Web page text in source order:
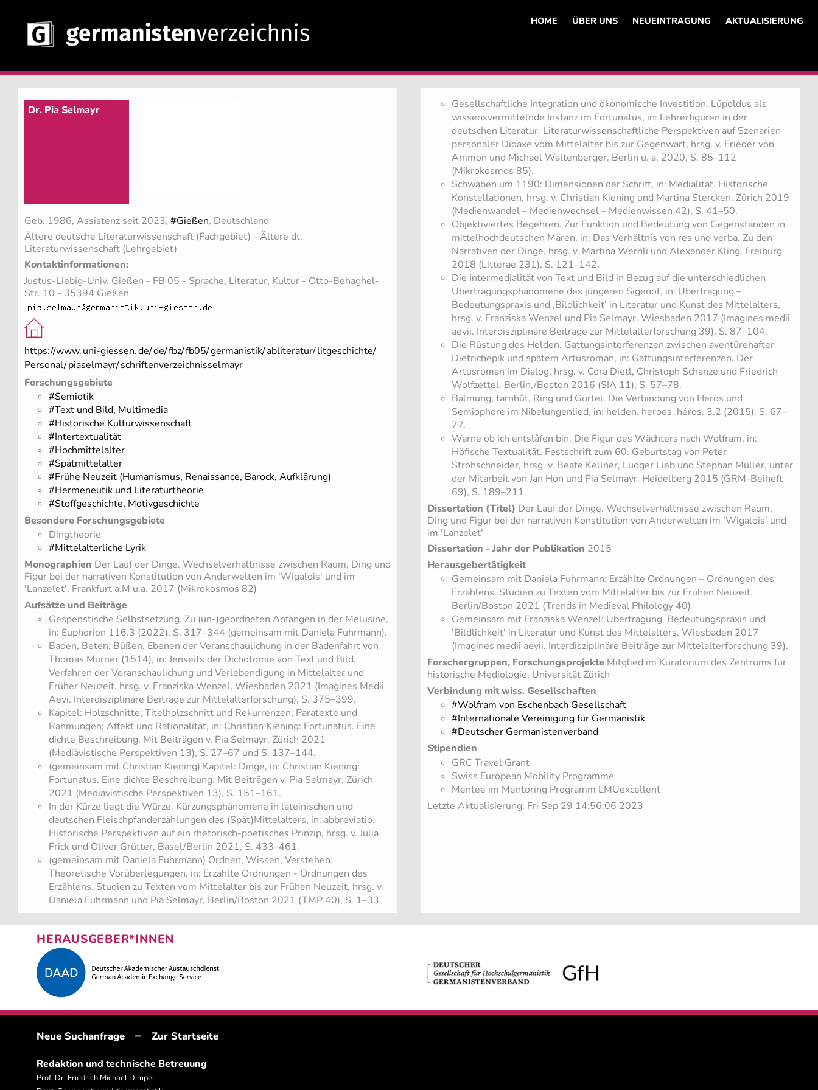
HOME ÜBER UNS NEUEINTRAGUNG AKTUALISIERUNG
Dr. Pia Selmayr
Geb. 1986, Assistenz seit 2023, #Gießen, Deutschland
Ältere deutsche Literaturwissenschaft (Fachgebiet) - Ältere dt.
Literaturwissenschaft (Lehrgebiet)
Kontaktinformationen:
Justus-Liebig-Univ. Gießen - FB 05 - Sprache, Literatur, Kultur - Otto-Behaghel-
Str. 10 - 35394 Gießen
https://www.uni-giessen.de/de/fbz/fb05/germanistik/abliteratur/litgeschichte/
Personal/piaselmayr/schriftenverzeichnisselmayr
Forschungsgebiete
#Semiotik
#Text und Bild, Multimedia
#Historische Kulturwissenschaft
#Intertextualität
#Hochmittelalter
#Spätmittelalter
#Frühe Neuzeit (Humanismus, Renaissance, Barock, Aufklärung)
#Hermeneutik und Literaturtheorie
#Stoffgeschichte, Motivgeschichte
Besondere Forschungsgebiete
Dingtheorie
#Mittelalterliche Lyrik
Monographien Der Lauf der Dinge. Wechselverhältnisse zwischen Raum, Ding und
Figur bei der narrativen Konstitution von Anderwelten im 'Wigalois' und im
'Lanzelet'. Frankfurt a.M u.a. 2017 (Mikrokosmos 82)
Aufsätze und Beiträge
Gespenstische Selbstsetzung. Zu (un-)geordneten Anfängen in der Melusine,
in: Euphorion 116.3 (2022), S. 317–344 (gemeinsam mit Daniela Fuhrmann).
Baden, Beten, Büßen. Ebenen der Veranschaulichung in der Badenfahrt von
Thomas Murner (1514), in: Jenseits der Dichotomie von Text und Bild.
Verfahren der Veranschaulichung und Verlebendigung in Mittelalter und
Früher Neuzeit, hrsg. v. Franziska Wenzel, Wiesbaden 2021 (Imagines Medii
Aevi. Interdisziplinäre Beiträge zur Mittelalterforschung), S. 375–399.
Kapitel: Holzschnitte; Titelholzschnitt und Rekurrenzen; Paratexte und
Rahmungen; Affekt und Rationalität, in: Christian Kiening: Fortunatus. Eine
dichte Beschreibung. Mit Beiträgen v. Pia Selmayr, Zürich 2021
(Mediävistische Perspektiven 13), S. 27–67 und S. 137–144.
(gemeinsam mit Christian Kiening) Kapitel: Dinge, in: Christian Kiening:
Fortunatus. Eine dichte Beschreibung. Mit Beiträgen v. Pia Selmayr, Zürich
2021 (Mediävistische Perspektiven 13), S. 151–161.
In der Kürze liegt die Würze. Kürzungsphänomene in lateinischen und
deutschen Fleischpfanderzählungen des (Spät)Mittelalters, in: abbreviatio.
Historische Perspektiven auf ein rhetorisch-poetisches Prinzip, hrsg. v. Julia
Frick und Oliver Grütter, Basel/Berlin 2021, S. 433–461.
(gemeinsam mit Daniela Fuhrmann) Ordnen, Wissen, Verstehen.
Theoretische Vorüberlegungen, in: Erzählte Ordnungen - Ordnungen des
Erzählens. Studien zu Texten vom Mittelalter bis zur Frühen Neuzeit, hrsg. v.
Daniela Fuhrmann und Pia Selmayr, Berlin/Boston 2021 (TMP 40), S. 1–33.
Gesellschaftliche Integration und ökonomische Investition. Lüpoldus als
wissensvermittelnde Instanz im Fortunatus, in: Lehrerfiguren in der
deutschen Literatur. Literaturwissenschaftliche Perspektiven auf Szenarien
personaler Didaxe vom Mittelalter bis zur Gegenwart, hrsg. v. Frieder von
Ammon und Michael Waltenberger. Berlin u. a. 2020, S. 85–112
(Mikrokosmos 85).
Schwaben um 1190: Dimensionen der Schrift, in: Medialität. Historische
Konstellationen, hrsg. v. Christian Kiening und Martina Stercken. Zürich 2019
(Medienwandel – Medienwechsel – Medienwissen 42), S. 41–50.
Objektiviertes Begehren. Zur Funktion und Bedeutung von Gegenständen in
mittelhochdeutschen Mären, in: Das Verhältnis von res und verba. Zu den
Narrativen der Dinge, hrsg. v. Martina Wernli und Alexander Kling. Freiburg
2018 (Litterae 231), S. 121–142.
Die Intermedialität von Text und Bild in Bezug auf die unterschiedlichen
Übertragungsphänomene des jüngeren Sigenot, in: Übertragung –
Bedeutungspraxis und ‚Bildlichkeit‘ in Literatur und Kunst des Mittelalters,
hrsg. v. Franziska Wenzel und Pia Selmayr. Wiesbaden 2017 (Imagines medii
aevii. Interdisziplinäre Beiträge zur Mittelalterforschung 39), S. 87–104.
Die Rüstung des Helden. Gattungsinterferenzen zwischen aventürehafter
Dietrichepik und spätem Artusroman, in: Gattungsinterferenzen. Der
Artusroman im Dialog, hrsg. v. Cora Dietl, Christoph Schanze und Friedrich
Wolfzettel. Berlin,/Boston 2016 (SIA 11), S. 57–78.
Balmung, tarnhût, Ring und Gürtel. Die Verbindung von Heros und
Semiophore im Nibelungenlied, in: helden. heroes. héros. 3.2 (2015), S. 67–
77.
Warne ob ich entslâfen bin. Die Figur des Wächters nach Wolfram, in:
Höfische Textualität. Festschrift zum 60. Geburtstag von Peter
Strohschneider, hrsg. v. Beate Kellner, Ludger Lieb und Stephan Müller, unter
der Mitarbeit von Jan Hon und Pia Selmayr. Heidelberg 2015 (GRM-Beiheft
69), S. 189–211.
Dissertation (Titel) Der Lauf der Dinge. Wechselverhältnisse zwischen Raum,
Ding und Figur bei der narrativen Konstitution von Anderwelten im 'Wigalois' und
im 'Lanzelet'
Dissertation - Jahr der Publikation 2015
Herausgebertätigkeit
Gemeinsam mit Daniela Fuhrmann: Erzählte Ordnungen – Ordnungen des
Erzählens. Studien zu Texten vom Mittelalter bis zur Frühen Neuzeit.
Berlin/Boston 2021 (Trends in Medieval Philology 40)
Gemeinsam mit Franziska Wenzel: Übertragung. Bedeutungspraxis und
'Bildlichkeit' in Literatur und Kunst des Mittelalters. Wiesbaden 2017
(Imagines medii aevii. Interdisziplinäre Beiträge zur Mittelalterforschung 39).
Forschergruppen, Forschungsprojekte Mitglied im Kuratorium des Zentrums für
historische Mediologie, Universität Zürich
Verbindung mit wiss. Gesellschaften
#Wolfram von Eschenbach Gesellschaft
#Internationale Vereinigung für Germanistik
#Deutscher Germanistenverband
Stipendien
GRC Travel Grant
Swiss European Mobility Programme
Mentee im Mentoring Programm LMUexcellent
Letzte Aktualisierung: Fri Sep 29 14:56:06 2023
HERAUSGEBER*INNEN
Neue Suchanfrage – Zur Startseite
Redaktion und technische Betreuung
Prof. Dr. Friedrich Michael Dimpel